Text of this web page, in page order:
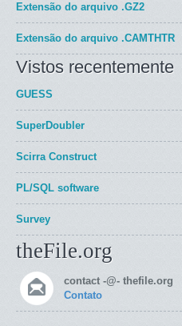
Extensão do arquivo .GZ2
Extensão do arquivo .CAMTHTR
Vistos recentemente
GUESS
SuperDoubler
Scirra Construct
PL/SQL software
Survey
theFile.org
contact -@- thefile.org
Contato